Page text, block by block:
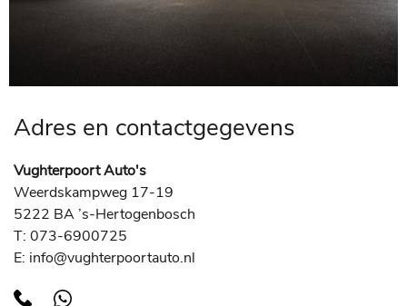
Adres en contactgegevens
Vughterpoort Auto's
Weerdskampweg 17-19
5222 BA ’s-Hertogenbosch
T: 073-6900725
E: info@vughterpoortauto.nl